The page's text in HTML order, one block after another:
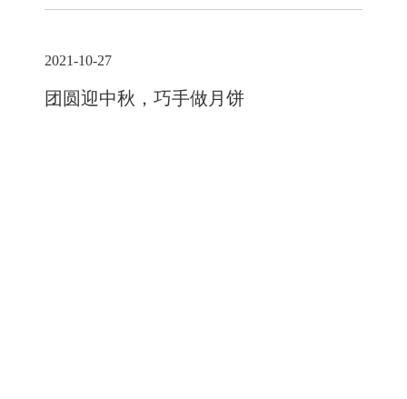
2021-10-27
团圆迎中秋，巧手做月饼